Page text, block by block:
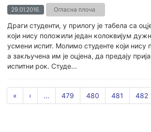
29.01.2016. Огласна плоча
Драги студенти, у прилогу је табела са
који нису положили један колоквијум
усмени испит. Молимо студенте који нису
а закључена им је оцјена, да предају
испитни рок. Студе...
« ‹ ... 479 480 481 482